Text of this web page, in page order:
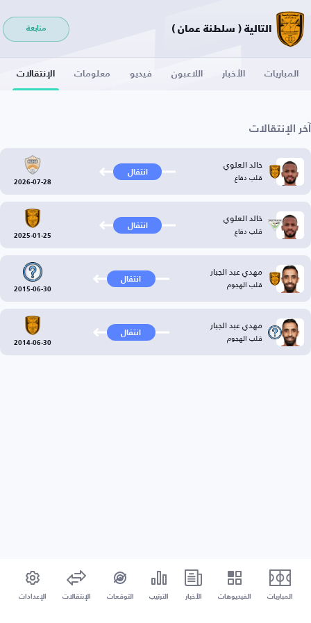
التالية ( سلطنة عمان ) متابعة
المباريات الأخبار اللاعبون فيديو معلومات الإنتقالات
آخر الإنتقالات
خالد العلوي
قلب دفاع انتقال
2026-07-28
خالد العلوي
قلب دفاع انتقال
2025-01-25
مهدي عبد الجبار
قلب الهجوم انتقال
2015-06-30
مهدي عبد الجبار
قلب الهجوم انتقال
2014-06-30
المباريات الفيديوهات الأخبار الترتيب التوقعات الإنتقالات الإعدادات